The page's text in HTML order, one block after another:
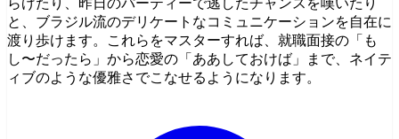
らげたり、昨日のパーティーで逃したチャンスを嘆いたり
と、ブラジル流のデリケートなコミュニケーションを自在に
渡り歩けます。これらをマスターすれば、就職面接の「も
し〜だったら」から恋愛の「ああしておけば」まで、ネイテ
ィブのような優雅さでこなせるようになります。